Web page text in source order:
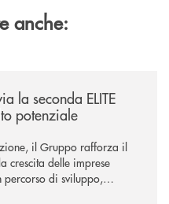
anche:
la seconda ELITE
potenziale
il Gruppo rafforza il
crescita delle imprese
di sviluppo,